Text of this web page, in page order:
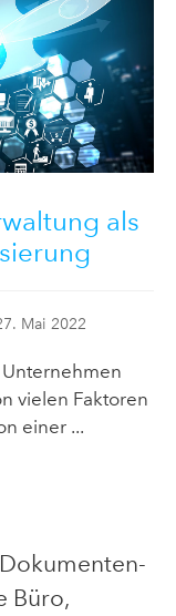
als
Mai 2022
vielen Faktoren
einer ...
Büro,